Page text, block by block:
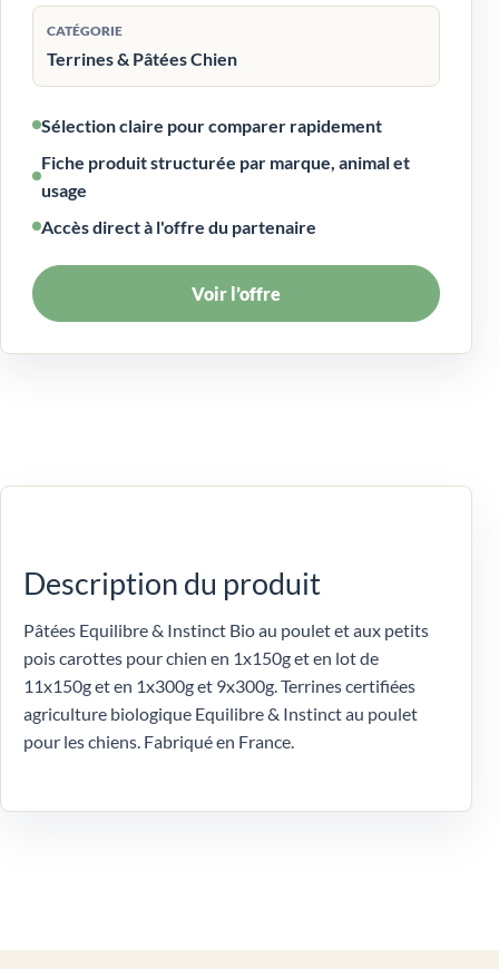
CATÉGORIE
Terrines & Pâtées Chien
Sélection claire pour comparer rapidement
Fiche produit structurée par marque, animal et
usage
Accès direct à l'offre du partenaire
Voir l’offre
Description du produit
Pâtées Equilibre & Instinct Bio au poulet et aux petits
pois carottes pour chien en 1x150g et en lot de
11x150g et en 1x300g et 9x300g. Terrines certifiées
agriculture biologique Equilibre & Instinct au poulet
pour les chiens. Fabriqué en France.